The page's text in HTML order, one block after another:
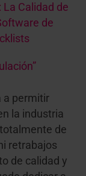
La Calidad de
de
a permitir
la industria
de
retrabajos
de calidad y